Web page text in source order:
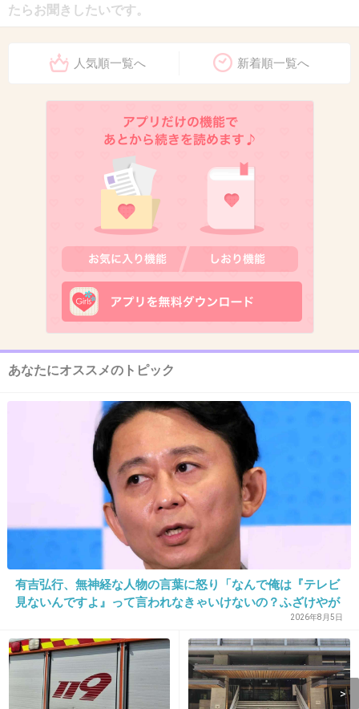
たらお聞きしたいです。
4ヶ月の子供がいるので普通に働くのは無理かな？と思った
旦那にはエステいきたい！ていうのがなんか申し訳なかっ
たのでモニターなら無料かつ、謝礼金もでるかな？て意味
で書きました。
2015/07/23(木) 15:00:08
エステ系のモニターは危険です。
とくにキャッチでの勧誘なら99パーセント タダ
では返してもらえないかも
+77 -0
14. 匿名2015/07/23(木) 15:05:59
友達がエステのモニターに行ったんだけど45万
の美顔器と一緒に帰ってきたよ。
人気順一覧へ 新着順一覧へ
あなたにオススメのトピック
有吉弘行、無神経な人物の言葉に怒り「なんで俺は『テレビ
見ないんですよ』って言われなきゃいけないの？ふざけやが
2026年8月5日